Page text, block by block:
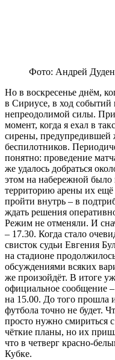
Фото: Андрей
Но в воскресенье днём,
в Сириусе, в ход событий
непреодолимой силы.
момент, когда я ехал в
сирены, предупредившей
беспилотников.
понятно: проведение
же удалось добраться
этом на набережной
территорию арены их
пройти внутрь – в
ждать решения
Режим не отменяли. И
– 17.30. Когда стало
свисток судьи Евгения
на стадионе
обсуждениями всяких
же произойдёт. В итоге
официальное сообщение –
на 15.00. До того прошла
футбола точно не будет.
просто нужно смириться
чёткие планы, но их
что в четверг красно-
Кубке.